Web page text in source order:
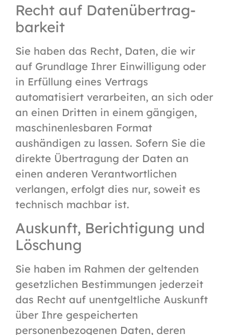
Recht auf Daten­übertrag­
barkeit
Sie haben das Recht, Daten, die wir
auf Grundlage Ihrer Einwilligung oder
in Erfüllung eines Vertrags
automatisiert verarbeiten, an sich oder
an einen Dritten in einem gängigen,
maschinenlesbaren Format
aushändigen zu lassen. Sofern Sie die
direkte Übertragung der Daten an
einen anderen Verantwortlichen
verlangen, erfolgt dies nur, soweit es
technisch machbar ist.
Auskunft, Berichtigung und
Löschung
Sie haben im Rahmen der geltenden
gesetzlichen Bestimmungen jederzeit
das Recht auf unentgeltliche Auskunft
über Ihre gespeicherten
personenbezogenen Daten, deren